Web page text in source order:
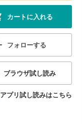
カートに入れる
フォローする
ブラウザ試し読み
アプリ試し読みはこちら